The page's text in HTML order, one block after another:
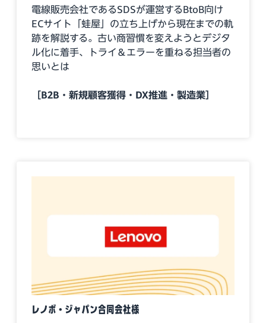
電線販売会社であるSDSが運営するBtoB向け
ECサイト「蛙屋」の立ち上げから現在までの軌
跡を解説する。古い商習慣を変えようとデジタ
ル化に着手、トライ＆エラーを重ねる担当者の
思いとは
［B2B・新規顧客獲得・DX推進・製造業］
レノボ・ジャパン合同会社様